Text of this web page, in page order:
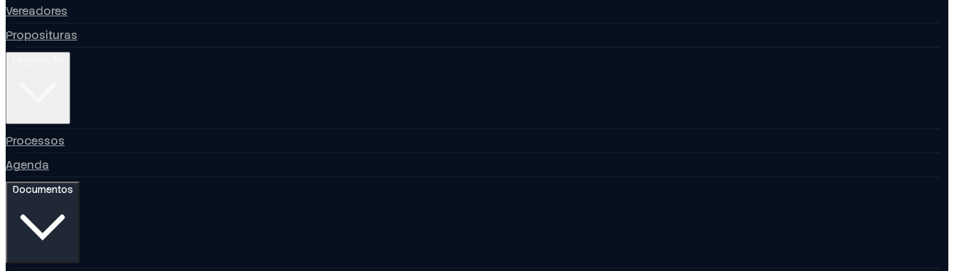
Vereadores
Proposituras
Processos
Agenda
Documentos